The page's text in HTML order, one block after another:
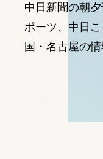
中日新聞の朝夕
ポーツ、中日
国・名古屋の情